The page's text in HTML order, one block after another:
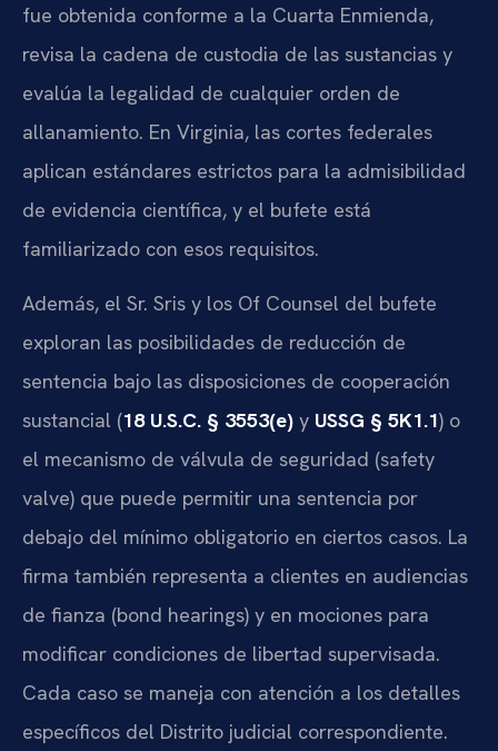
fue obtenida conforme a la Cuarta Enmienda,
revisa la cadena de custodia de las sustancias y
evalúa la legalidad de cualquier orden de
allanamiento. En Virginia, las cortes federales
aplican estándares estrictos para la admisibilidad
de evidencia científica, y el bufete está
familiarizado con esos requisitos.
Además, el Sr. Sris y los Of Counsel del bufete
exploran las posibilidades de reducción de
sentencia bajo las disposiciones de cooperación
sustancial (18 U.S.C. § 3553(e) y USSG § 5K1.1) o
el mecanismo de válvula de seguridad (safety
valve) que puede permitir una sentencia por
debajo del mínimo obligatorio en ciertos casos. La
firma también representa a clientes en audiencias
de fianza (bond hearings) y en mociones para
modificar condiciones de libertad supervisada.
Cada caso se maneja con atención a los detalles
específicos del Distrito judicial correspondiente.